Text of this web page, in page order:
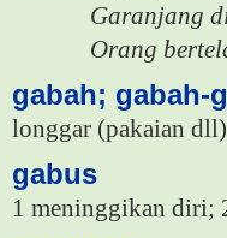
Garanjang
Orang
gabah; gabah-
longgar (pakaian
gabus
1 meninggikan diri;